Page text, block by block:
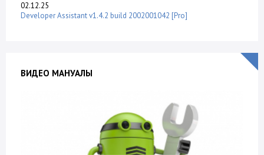
02.12.25
Developer Assistant v1.4.2 build 2002001042 [Pro]
ВИДЕО МАНУАЛЫ